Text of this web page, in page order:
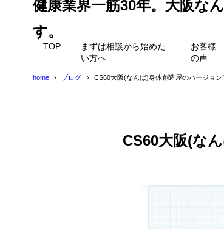
健康業界一筋30年。大阪な
す。
TOP
まずは相談から始めた
い方へ
お客様
の声
home ブログ CS60大阪(なんば)身体創造屋のバージョ
CS60大阪(な